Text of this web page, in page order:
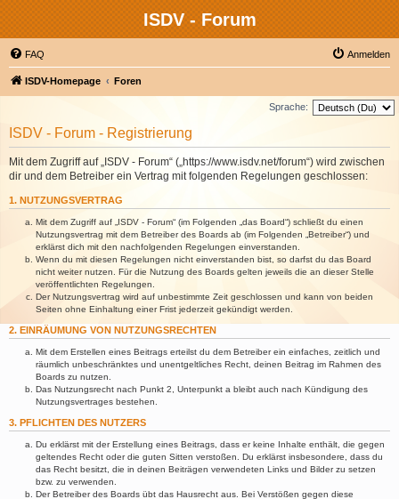
ISDV - Forum
FAQ Anmelden
ISDV-Homepage Foren
Sprache:
ISDV - Forum - Registrierung
Mit dem Zugriff auf „ISDV - Forum“ („https://www.isdv.net/forum“) wird zwischen
dir und dem Betreiber ein Vertrag mit folgenden Regelungen geschlossen:
1. NUTZUNGSVERTRAG
Mit dem Zugriff auf „ISDV - Forum“ (im Folgenden „das Board“) schließt du einen
Nutzungsvertrag mit dem Betreiber des Boards ab (im Folgenden „Betreiber“) und
erklärst dich mit den nachfolgenden Regelungen einverstanden.
Wenn du mit diesen Regelungen nicht einverstanden bist, so darfst du das Board
nicht weiter nutzen. Für die Nutzung des Boards gelten jeweils die an dieser Stelle
veröffentlichten Regelungen.
Der Nutzungsvertrag wird auf unbestimmte Zeit geschlossen und kann von beiden
Seiten ohne Einhaltung einer Frist jederzeit gekündigt werden.
2. EINRÄUMUNG VON NUTZUNGSRECHTEN
Mit dem Erstellen eines Beitrags erteilst du dem Betreiber ein einfaches, zeitlich und
räumlich unbeschränktes und unentgeltliches Recht, deinen Beitrag im Rahmen des
Boards zu nutzen.
Das Nutzungsrecht nach Punkt 2, Unterpunkt a bleibt auch nach Kündigung des
Nutzungsvertrages bestehen.
3. PFLICHTEN DES NUTZERS
Du erklärst mit der Erstellung eines Beitrags, dass er keine Inhalte enthält, die gegen
geltendes Recht oder die guten Sitten verstoßen. Du erklärst insbesondere, dass du
das Recht besitzt, die in deinen Beiträgen verwendeten Links und Bilder zu setzen
bzw. zu verwenden.
Der Betreiber des Boards übt das Hausrecht aus. Bei Verstößen gegen diese